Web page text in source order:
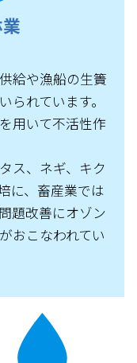
給や漁船の生簀
られています。
用いて不活性作
ス、ネギ、キク
に、畜産業では
題改善にオゾン
おこなわれてい